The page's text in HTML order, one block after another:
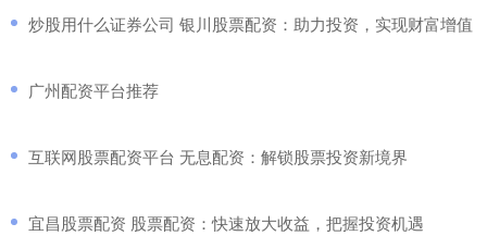
​炒股用什么证券公司 银川股票配资：助力投资，实现财富增值
​广州配资平台推荐
​互联网股票配资平台 无息配资：解锁股票投资新境界
​宜昌股票配资 股票配资：快速放大收益，把握投资机遇